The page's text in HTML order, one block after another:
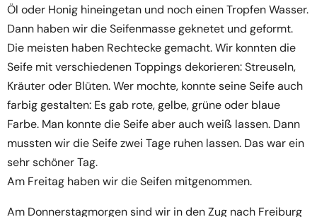
Öl oder Honig hineingetan und noch einen Tropfen Wasser.
Dann haben wir die Seifenmasse geknetet und geformt.
Die meisten haben Rechtecke gemacht. Wir konnten die
Seife mit verschiedenen Toppings dekorieren: Streuseln,
Kräuter oder Blüten. Wer mochte, konnte seine Seife auch
farbig gestalten: Es gab rote, gelbe, grüne oder blaue
Farbe. Man konnte die Seife aber auch weiß lassen. Dann
mussten wir die Seife zwei Tage ruhen lassen. Das war ein
sehr schöner Tag.
Am Freitag haben wir die Seifen mitgenommen.
Am Donnerstagmorgen sind wir in den Zug nach Freiburg